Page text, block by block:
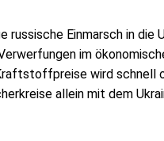
Einmarsch in die
im
wird schnell
allein mit dem